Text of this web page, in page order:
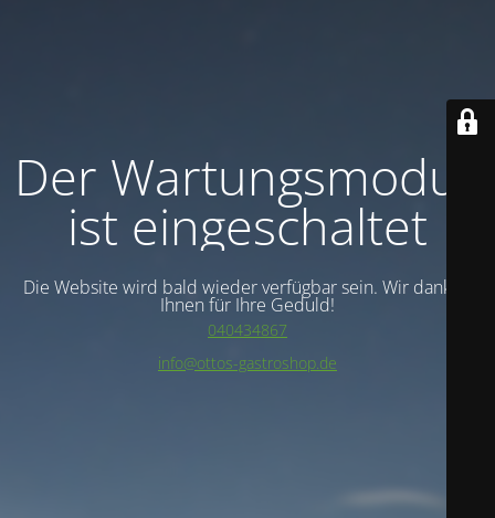
Der Wartungsmodus
ist eingeschaltet
Die Website wird bald wieder verfügbar sein. Wir danken
Ihnen für Ihre Geduld!
040434867
info@ottos-gastroshop.de